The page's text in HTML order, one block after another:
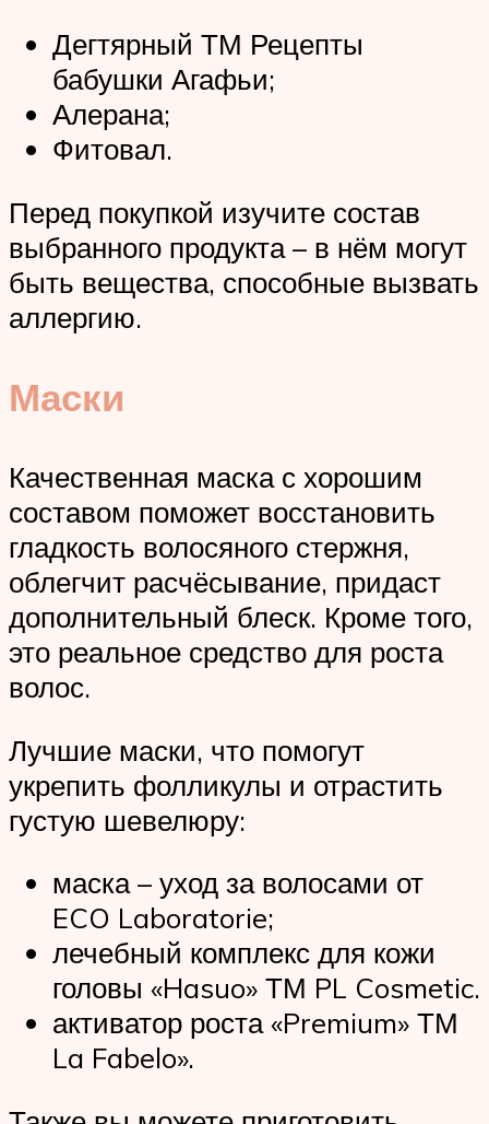
Дегтярный ТМ Рецепты
бабушки Агафьи;
Алерана;
Фитовал.
Перед покупкой изучите состав
выбранного продукта – в нём могут
быть вещества, способные вызвать
аллергию.
Маски
Качественная маска с хорошим
составом поможет восстановить
гладкость волосяного стержня,
облегчит расчёсывание, придаст
дополнительный блеск. Кроме того,
это реальное средство для роста
волос.
Лучшие маски, что помогут
укрепить фолликулы и отрастить
густую шевелюру:
маска – уход за волосами от
ECO Laboratorie;
лечебный комплекс для кожи
головы «Hasuo» ТМ PL Cosmetic.
активатор роста «Premium» ТМ
La Fabelo».